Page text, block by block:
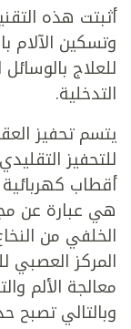
أثبتت هذه
وتسكين الآلام
للعلاج بالوسائل
التدخلية.
يتسم تحفيز
للتحفيز
أقطاب
هي عبارة عن
الخلفي من
المركز
معالجة الألم
وبالتالي تصبح